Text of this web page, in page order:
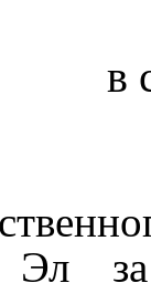
в
за